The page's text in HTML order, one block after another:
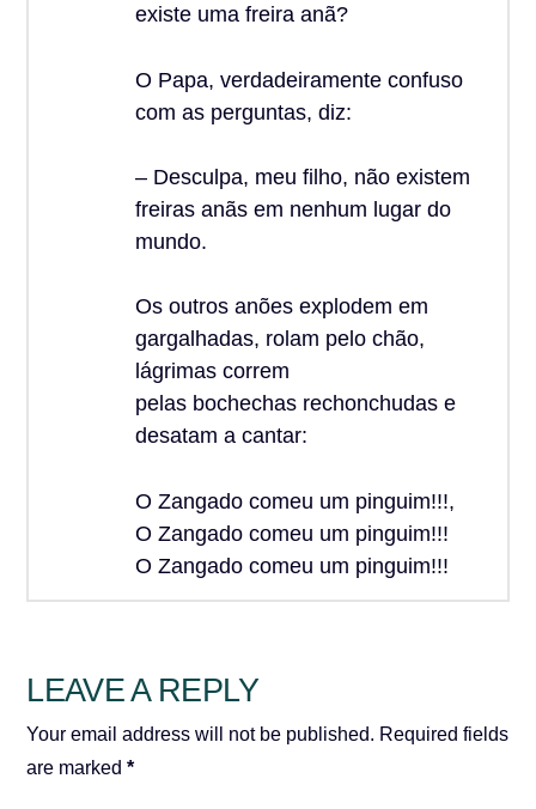
existe uma freira anã?
O Papa, verdadeiramente confuso
com as perguntas, diz:
– Desculpa, meu filho, não existem
freiras anãs em nenhum lugar do
mundo.
Os outros anões explodem em
gargalhadas, rolam pelo chão,
lágrimas correm
pelas bochechas rechonchudas e
desatam a cantar:
O Zangado comeu um pinguim!!!,
O Zangado comeu um pinguim!!!
O Zangado comeu um pinguim!!!
LEAVE A REPLY
Your email address will not be published. Required fields
are marked*